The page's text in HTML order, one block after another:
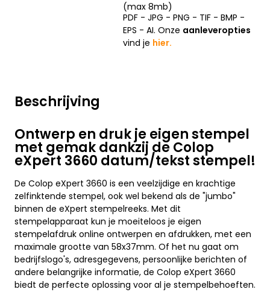
Beschrijving
Ontwerp en druk je eigen stempel
met gemak dankzij de Colop
eXpert 3660 datum/tekst stempel!
De Colop eXpert 3660 is een veelzijdige en krachtige
zelfinktende stempel, ook wel bekend als de "jumbo"
binnen de eXpert stempelreeks. Met dit
stempelapparaat kun je moeiteloos je eigen
stempelafdruk online ontwerpen en afdrukken, met een
maximale grootte van 58x37mm. Of het nu gaat om
bedrijfslogo's, adresgegevens, persoonlijke berichten of
andere belangrijke informatie, de Colop eXpert 3660
biedt de perfecte oplossing voor al je stempelbehoeften.
(max 8mb)
PDF - JPG - PNG - TIF - BMP -
EPS - AI. Onze aanleveropties
vind je hier.